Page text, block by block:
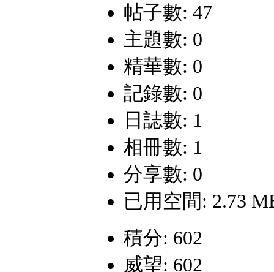
帖子數: 47
主題數: 0
精華數: 0
記錄數: 0
日誌數: 1
相冊數: 1
分享數: 0
已用空間: 2.73
積分: 602
威望: 602